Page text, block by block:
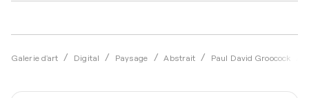
Galerie d'art Digital Paysage Abstrait Paul David Groocock